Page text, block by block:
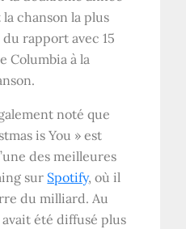
chanson la plus
rapport avec 15
Columbia à la
noté que
is You » est
des meilleures
sur Spotify, où il
du milliard. Au
été diffusé plus